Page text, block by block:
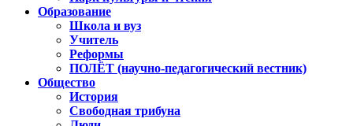
Образование
Школа и вуз
Учитель
Реформы
ПОЛЁТ (научно-педагогический вестник)
Общество
История
Свободная трибуна